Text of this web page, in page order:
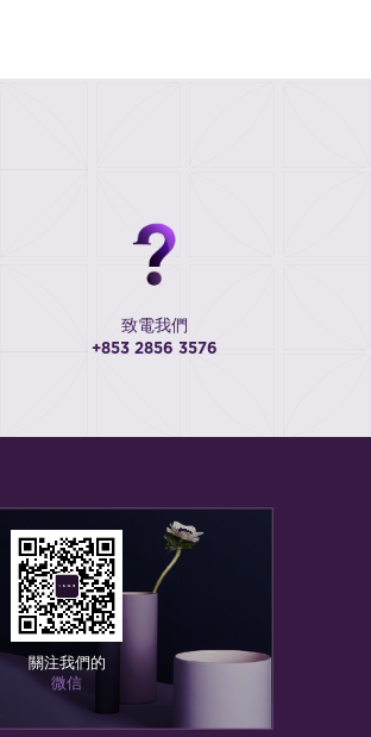
致電我們
+853 2856 3576
關注我們的
微信